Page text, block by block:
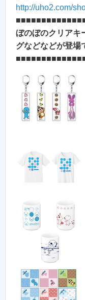
http://uho2.com/
ぼのぼのクリアキ
グなどなどが登場